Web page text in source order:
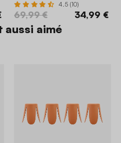
4.5 (10)
69,99 € 34,99 €
aussi aimé